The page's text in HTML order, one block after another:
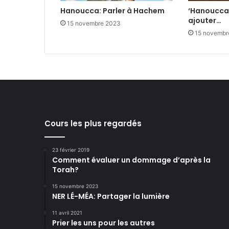
Hanoucca: Parler à Hachem
15 novembre 2023
ajouter…
15
Cours les plus regardés
23 février 2019
Comment évaluer un dommage d’après la
Torah?
15 novembre 2023
NER LÉ-MÉA: Partager la lumière
11 avril 2021
Prier les uns pour les autres